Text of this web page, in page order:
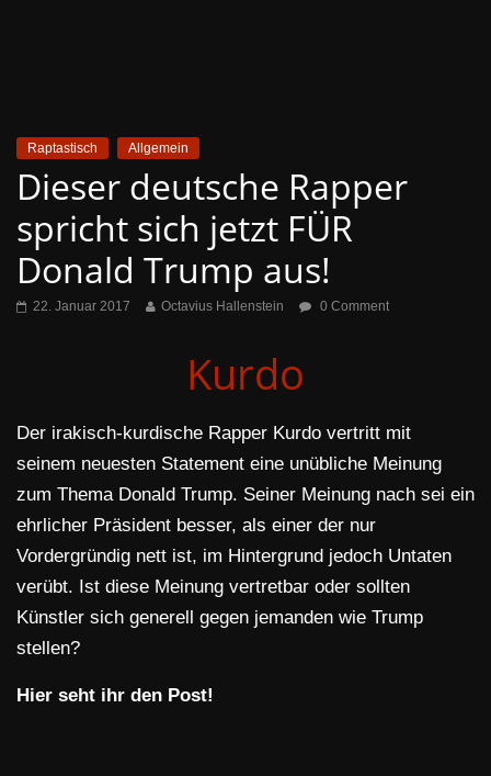
Raptastisch Allgemein
Dieser deutsche Rapper
spricht sich jetzt FÜR
Donald Trump aus!
22. Januar 2017 Octavius Hallenstein 0 Comment
Kurdo
Der irakisch-kurdische Rapper Kurdo vertritt mit
seinem neuesten Statement eine unübliche Meinung
zum Thema Donald Trump. Seiner Meinung nach sei ein
ehrlicher Präsident besser, als einer der nur
Vordergründig nett ist, im Hintergrund jedoch Untaten
verübt. Ist diese Meinung vertretbar oder sollten
Künstler sich generell gegen jemanden wie Trump
stellen?
Hier seht ihr den Post!